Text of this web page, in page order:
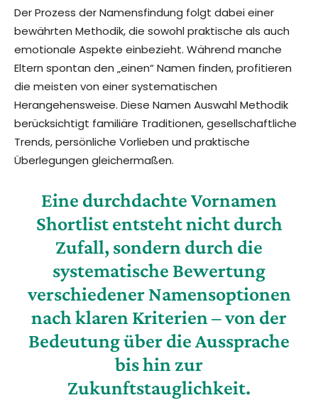
Der Prozess der Namensfindung folgt dabei einer
bewährten Methodik, die sowohl praktische als auch
emotionale Aspekte einbezieht. Während manche
Eltern spontan den „einen“ Namen finden, profitieren
die meisten von einer systematischen
Herangehensweise. Diese Namen Auswahl Methodik
berücksichtigt familiäre Traditionen, gesellschaftliche
Trends, persönliche Vorlieben und praktische
Überlegungen gleichermaßen.
Eine durchdachte Vornamen
Shortlist entsteht nicht durch
Zufall, sondern durch die
systematische Bewertung
verschiedener Namensoptionen
nach klaren Kriterien – von der
Bedeutung über die Aussprache
bis hin zur
Zukunftstauglichkeit.